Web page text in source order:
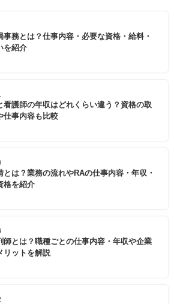
事務とは？仕事内容・必要な資格・給料・
を紹介
看護師の年収はどれくらい違う？資格の取
仕事内容も比較
とは？業務の流れやRAの仕事内容・年収・
格を紹介
師とは？職種ごとの仕事内容・年収や企業
リットを解説